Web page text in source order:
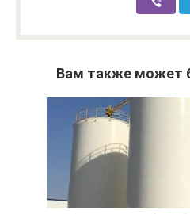
Вам также может